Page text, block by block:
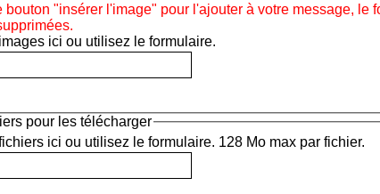
bouton "insérer l'image" pour l'ajouter à votre message,
ici ou utilisez le formulaire.
pour les télécharger
ici ou utilisez le formulaire. 128 Mo max par fichier.